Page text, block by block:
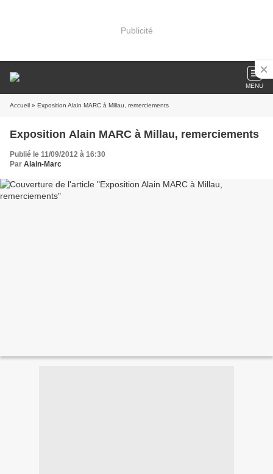
Publicité
MENU
Accueil » Exposition Alain MARC à Millau, remerciements
Exposition Alain MARC à Millau, remerciements
Publié le 11/09/2012 à 16:30
Par Alain-Marc